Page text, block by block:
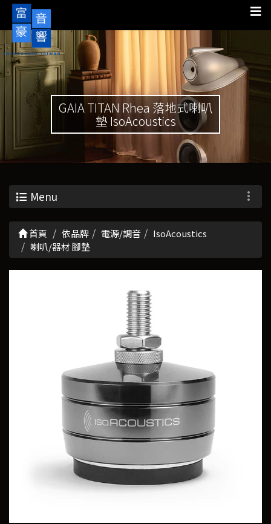
GAIA TITAN Rhea 落地式喇叭
墊 IsoAcoustics
Menu
首頁 依品牌 電源/調音
IsoAcoustics
喇叭/器材 腳墊